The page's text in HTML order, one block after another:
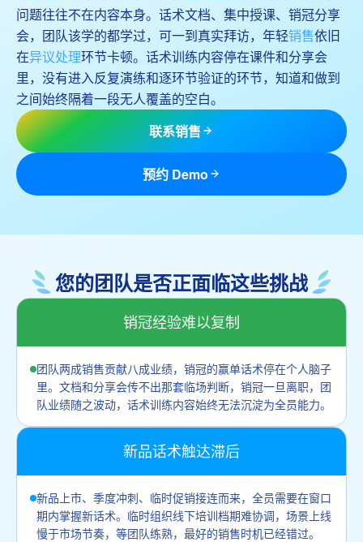
问题往往不在内容本身。话术文档、集中授课、销冠分享
会，团队该学的都学过，可一到真实拜访，年轻销售依旧
在异议处理环节卡顿。话术训练内容停在课件和分享会
里，没有进入反复演练和逐环节验证的环节，知道和做到
之间始终隔着一段无人覆盖的空白。
联系销售
预约 Demo
您的团队是否正面临这些挑战
销冠经验难以复制
团队两成销售贡献八成业绩，销冠的赢单话术停在个人脑子
里。文档和分享会传不出那套临场判断，销冠一旦离职，团
队业绩随之波动，话术训练内容始终无法沉淀为全员能力。
新品话术触达滞后
新品上市、季度冲刺、临时促销接连而来，全员需要在窗口
期内掌握新话术。临时组织线下培训档期难协调，场景上线
慢于市场节奏，等团队练熟，最好的销售时机已经错过。